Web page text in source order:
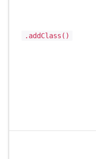
.addClass()